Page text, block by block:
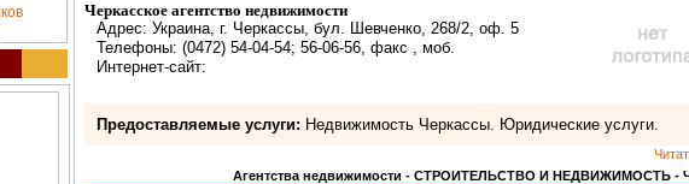
Черкасское агентство недвижимости
Адрес: Украина, г. Черкассы, бул. Шевченко, 268/2, оф. 5
Телефоны: (0472) 54-04-54; 56-06-56, факс , моб.
Интернет-сайт:
Предоставляемые услуги: Недвижимость Черкассы. Юридические услуги.
Агентства недвижимости - СТРОИТЕЛЬСТВО И НЕДВИЖИМОСТЬ -